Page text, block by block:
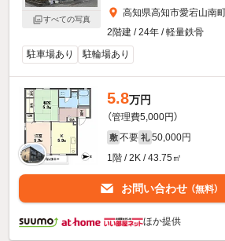
すべての写真
高知県高知市愛宕山南
2階建 / 24年 / 軽量鉄骨
駐車場あり
駐輪場あり
5.8万円
（管理費5,000円）
敷 不要 礼 50,000円
1階 / 2K / 43.75㎡
お問い合わせ （無料）
ほか提供